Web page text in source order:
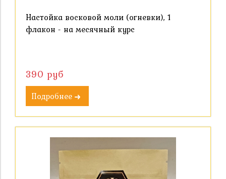
Настойка восковой моли (огневки), 1
флакон - на месячный курс
390 руб
Подробнее